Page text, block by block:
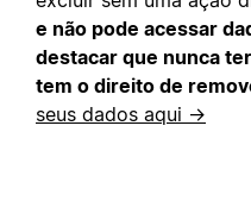
e não pode acessar
destacar que nunca
tem o direito de
seus dados aqui →